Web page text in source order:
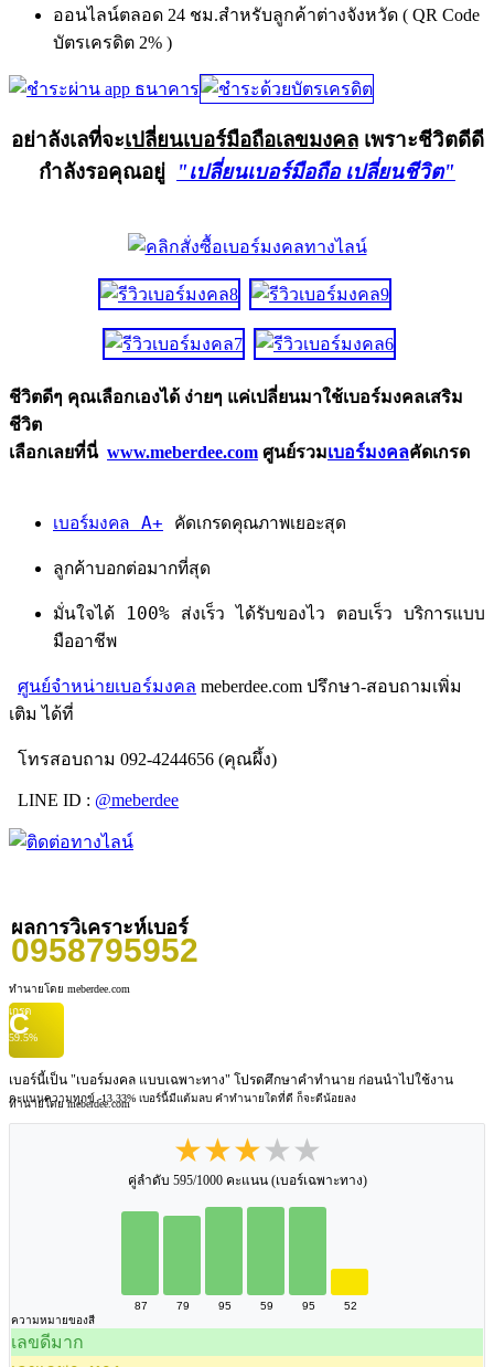
ออนไลน์ตลอด 24 ชม.สำหรับลูกค้าต่างจังหวัด ( QR Code
บัตรเครดิต 2% )
อย่าลังเลที่จะเปลี่ยนเบอร์มือถือเลขมงคลเพราะชีวิตดีดี
กำลังรอคุณอยู่
"เปลี่ยนเบอร์มือถือ เปลี่ยนชีวิต"
ชีวิตดีๆ คุณเลือกเองได้ ง่ายๆ แค่เปลี่ยนมาใช้เบอร์มงคลเสริม
ชีวิต
เลือกเลยที่นี่ www.meberdee.com ศูนย์รวมเบอร์มงคลคัดเกรด
เบอร์มงคล A+ คัดเกรดคุณภาพเยอะสุด
ลูกค้าบอกต่อมากที่สุด
มั่นใจได้ 100% ส่งเร็ว ได้รับของไว ตอบเร็ว บริการแบบ
มืออาชีพ
ศูนย์จำหน่ายเบอร์มงคล meberdee.com ปรึกษา-สอบถามเพิ่ม
เติม ได้ที่
โทรสอบถาม 092-4244656 (คุณผึ้ง)
LINE ID : @meberdee
ผลการวิเคราะห์เบอร์
0958795952
ทำนายโดย meberdee.com
เกรด
C
59.5%
เบอร์นี้เป็น "เบอร์มงคล แบบเฉพาะทาง" โปรดศึกษาคำทำนาย ก่อนนำไปใช้งาน
คะแนนความทุกข์ -13.33% เบอร์นี้มีแต้มลบ คำทำนายใดที่ดี ก็จะดีน้อยลง
ทำนายโดย meberdee.com
★★★★★
คู่ลำดับ 595/1000 คะแนน (เบอร์เฉพาะทาง)
87 79 95 59 95
52
ความหมายของสี
เลขดีมาก